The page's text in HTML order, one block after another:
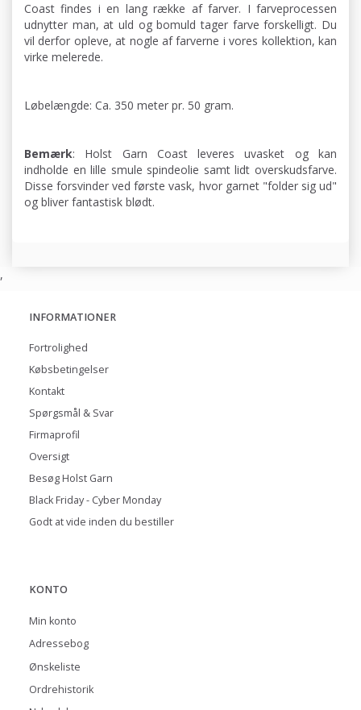
Coast findes i en lang række af farver. I farveprocessen
udnytter man, at uld og bomuld tager farve forskelligt. Du
vil derfor opleve, at nogle af farverne i vores kollektion, kan
virke melerede.
Løbelængde: Ca. 350 meter pr. 50 gram.
Bemærk: Holst Garn Coast leveres uvasket og kan
indholde en lille smule spindeolie samt lidt overskudsfarve.
Disse forsvinder ved første vask, hvor garnet "folder sig ud"
og bliver fantastisk blødt.
,
INFORMATIONER
Fortrolighed
Købsbetingelser
Kontakt
Spørgsmål & Svar
Firmaprofil
Oversigt
Besøg Holst Garn
Black Friday - Cyber Monday
Godt at vide inden du bestiller
KONTO
Min konto
Adressebog
Ønskeliste
Ordrehistorik